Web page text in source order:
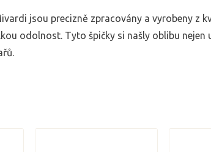
jsou precizně zpracovány a vyrobeny z
odolnost. Tyto špičky si našly oblibu